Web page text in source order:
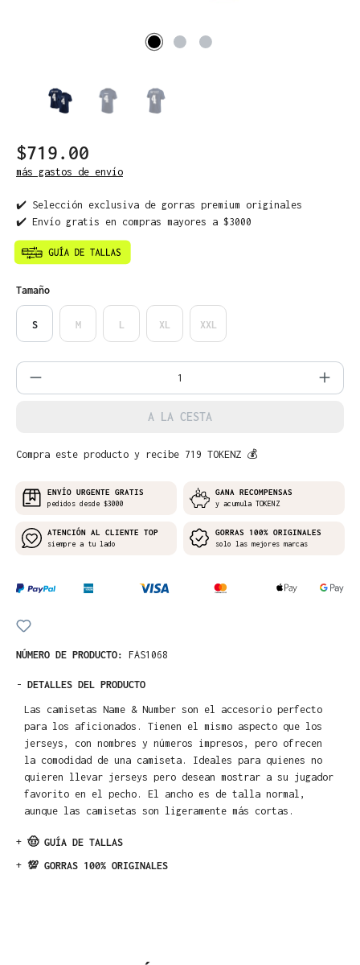
$719.00
más gastos de envío
✔️ Selección exclusiva de gorras premium originales
✔️ Envío gratis en compras mayores a $3000
Seleccione
Tamaño
S M L XL XXL
Cantidad del producto: introduce la
A LA CESTA
Compra este producto y recibe 719 TOKENZ 💰
ENVÍO URGENTE GRATIS
pedidos desde $3000
GANA RECOMPENSAS
y acumula TOKENZ
ATENCIÓN AL CLIENTE TOP
siempre a tu lado
GORRAS 100% ORIGINALES
solo las mejores marcas
NÚMERO DE PRODUCTO: FAS1068
- DETALLES DEL PRODUCTO
Las camisetas Name & Number son el accesorio perfecto
para los aficionados. Tienen el mismo aspecto que los
jerseys, con nombres y números impresos, pero ofrecen
la comodidad de una camiseta. Ideales para quienes no
quieren llevar jerseys pero desean mostrar a su jugador
favorito en el pecho. El ancho es de talla normal,
aunque las camisetas son ligeramente más cortas.
+ 🤠 GUÍA DE TALLAS
+ 💯 GORRAS 100% ORIGINALES